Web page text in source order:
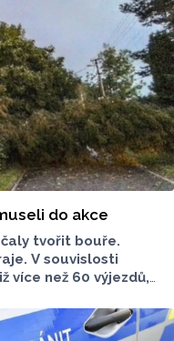
do akce
tvořit bouře.
V souvislosti
více než 60 výjezdů,
na sociálních sítích.